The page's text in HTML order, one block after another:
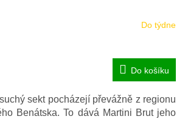
Do týdne
Do košíku
sekt pocházejí převážně z regionu
Benátska. To dává Martini Brut jeho